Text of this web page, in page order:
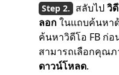
สลับไปวิ
ลอกในแถบค้นหา
ค้นหาวิดีโอ FB ก่
สามารถเลือกคุณ
ดาวน์โหลด.